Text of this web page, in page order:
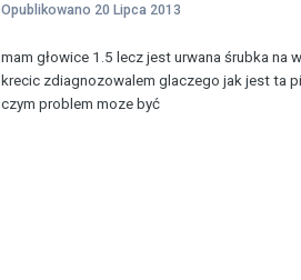
Opublikowano 20 Lipca 2013
mam głowice 1.5 lecz jest urwana śrubka na
krecic zdiagnozowalem glaczego jak jest ta
czym problem moze być